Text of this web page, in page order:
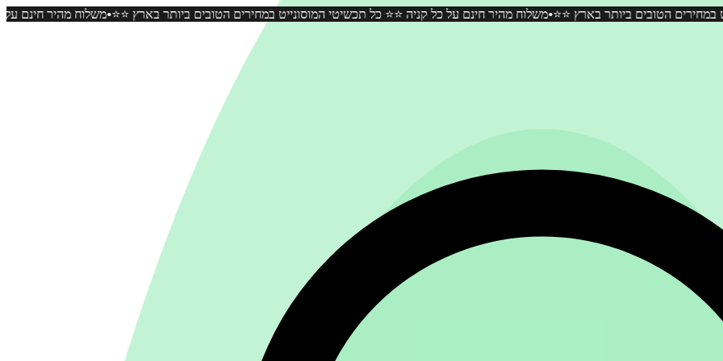
•משלוח מהיר חינם על כל קניה ⭐️⭐️ כל תכשיטי המוסונייט במחירים הטובים ביותר בארץ ⭐️⭐️ •תכשיטי המוסונייט במחירים הטובים ביותר בארץ ⭐️⭐️